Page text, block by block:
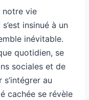
notre vie
insinué à un
inévitable.
quotidien, se
sociales et de
au
cachée se révèle